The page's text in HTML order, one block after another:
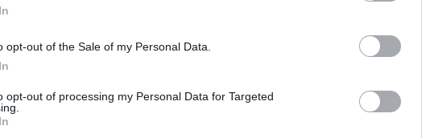
opt-out of the Sale of my Personal Data.
opt-out of processing my Personal Data for Targeted
του δράστη που τον περίμενε σε κοντινή απόσταση για
συμμετείχε στο κύκλωμα – Οι διάλογοι των τελωνειακών για
«καρφώθηκε» σε κολώνα